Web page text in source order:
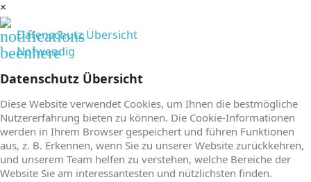
×
notifications
Datenschutz Übersicht
beenhere
Notwendig
Datenschutz Übersicht
Diese Website verwendet Cookies, um Ihnen die bestmögliche
Nutzererfahrung bieten zu können. Die Cookie-Informationen
werden in Ihrem Browser gespeichert und führen Funktionen
aus, z. B. Erkennen, wenn Sie zu unserer Website zurückkehren,
und unserem Team helfen zu verstehen, welche Bereiche der
Website Sie am interessantesten und nützlichsten finden.